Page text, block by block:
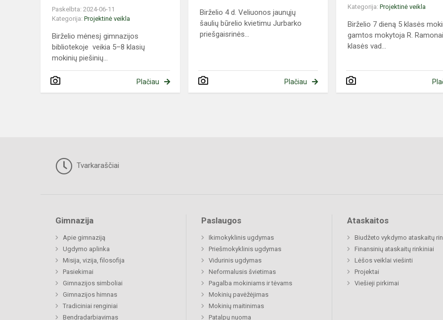
Paskelbta: 2024-06-11
Kategorija: Projektinė veikla
Birželio mėnesį gimnazijos
bibliotekoje veikia 5–8 klasių
mokinių piešinių...
Plačiau
Birželio 4 d. Veliuonos jaunųjų
šaulių būrelio kvietimu Jurbarko
priešgaisrinės...
Plačiau
Kategorija:Projektinė veikla
Birželio 7 dieną 5 klasės
gamtos mokytoja R.
klasės vad...
Tvarkaraščiai
Gimnazija
Apie gimnaziją
Ugdymo aplinka
Misija, vizija, filosofija
Pasiekimai
Gimnazijos simboliai
Gimnazijos himnas
Tradiciniai renginiai
Bendradarbiavimas
Paslaugos
Ikimokyklinis ugdymas
Priešmokyklinis ugdymas
Vidurinis ugdymas
Neformalusis švietimas
Pagalba mokiniams ir tėvams
Mokinių pavėžėjimas
Mokinių maitinimas
Patalpų nuoma
Ataskaitos
Biudžeto vykdymo ataskaitų
Finansinių ataskaitų rinkiniai
Lėšos veiklai viešinti
Projektai
Viešieji pirkimai